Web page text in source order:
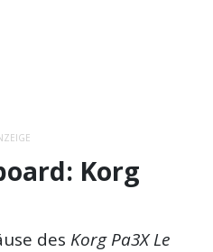
Korg
des Korg Pa3X Le